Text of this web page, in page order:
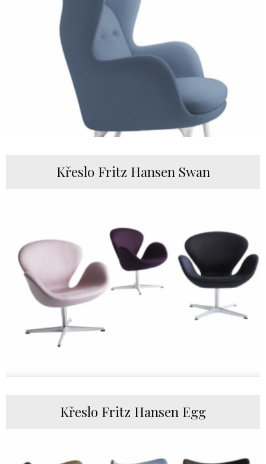
Křeslo Fritz Hansen Swan
Křeslo Fritz Hansen Egg